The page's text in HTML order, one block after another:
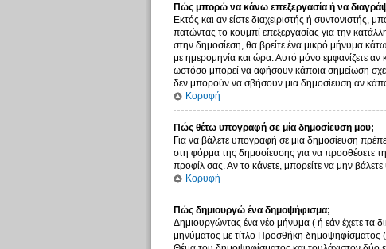
Πώς μπορώ να κάνω επεξεργασία ή να
Εκτός και αν είστε διαχειριστής ή συντονιστής,
πατώντας το κουμπί επεξεργασίας για την
στην δημοσίεση, θα βρείτε ένα μικρό μήνυμα
με ημερομηνία και ώρα. Αυτό μόνο εμφανίζετε αν
ωστόσο μπορεί να αφήσουν κάποια σημείωση
δεν μπορούν να σβήσουν μια δημοσίευση αν
Κορυφή
Πώς θέτω υπογραφή σε μία δημοσίευση μου;
Για να βάλετε υπογραφή σε μια δημοσίευση
στη φόρμα της δημοσίευσης για να προσθέσετε
προφίλ σας. Αν το κάνετε, μπορείτε να μην
Κορυφή
Πώς δημιουργώ ένα δημοψήφισμα;
Δημιουργώντας ένα νέο μήνυμα ( ή εάν έχετε τα
μηνύματος με τίτλο Προσθήκη δημοψηφίσματος (